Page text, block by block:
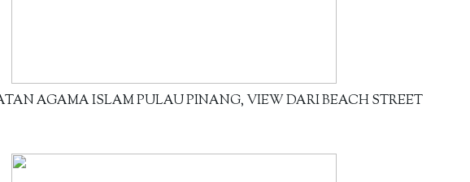
AGAMA ISLAM PULAU PINANG, VIEW DARI BEACH STREET